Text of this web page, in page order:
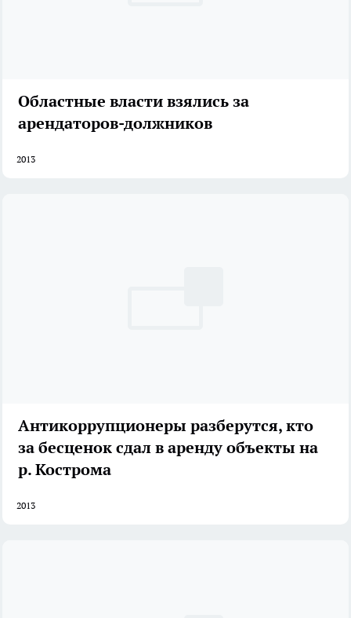
Областные власти взялись за
арендаторов-должников
2013
Антикоррупционеры разберутся, кто
за бесценок сдал в аренду объекты на
р. Кострома
2013